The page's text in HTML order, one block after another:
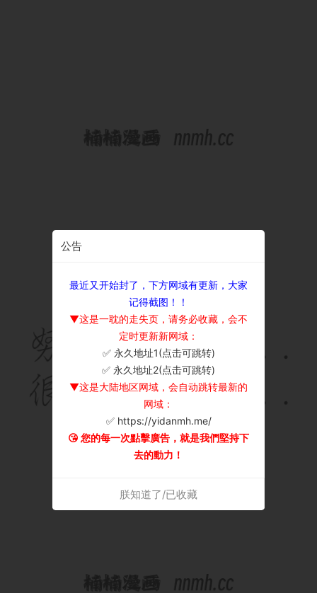
公告
最近又开始封了，下方网域有更新，大家
记得截图！！
▼这是一耽的走失页，请务必收藏，会不
定时更新新网域：
✅ 永久地址1(点击可跳转)
✅ 永久地址2(点击可跳转)
▼这是大陆地区网域，会自动跳转最新的
网域：
✅ https://yidanmh.me/
😘 您的每一次點擊廣告，就是我們堅持下
去的動力！
朕知道了/已收藏